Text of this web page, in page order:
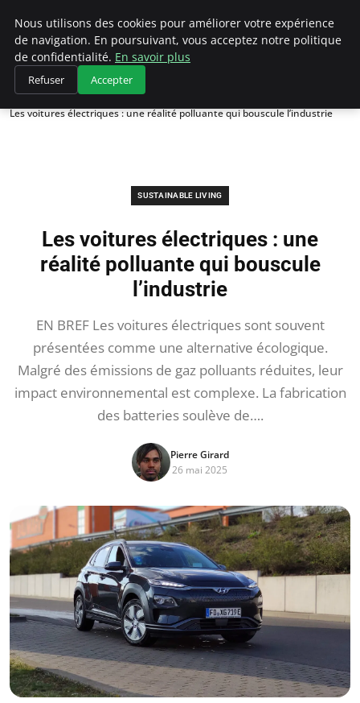
Climategatecountryclub.com
Accueil
Sustainable Living
Les voitures électriques : une réalité polluante qui bouscule l’industrie
SUSTAINABLE LIVING
Les voitures électriques : une
réalité polluante qui bouscule
l’industrie
EN BREF Les voitures électriques sont souvent
présentées comme une alternative écologique.
Malgré des émissions de gaz polluants réduites, leur
impact environnemental est complexe. La fabrication
des batteries soulève de….
Pierre Girard
26 mai 2025
Nous utilisons des cookies pour améliorer votre expérience
de navigation. En poursuivant, vous acceptez notre politique
de confidentialité. En savoir plus
Refuser Accepter